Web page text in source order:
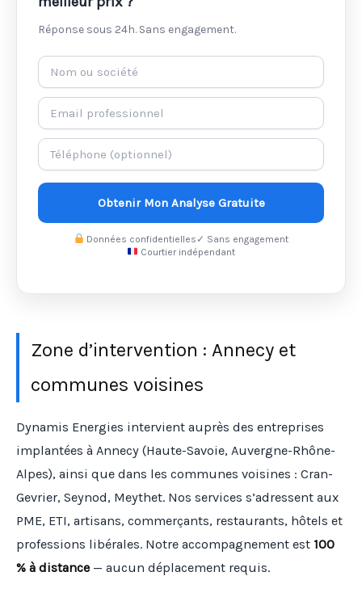
Réponse sous 24h. Sans engagement.
Obtenir Mon Analyse Gratuite
Données confidentielles ✓ Sans engagement
Courtier indépendant
Zone d’intervention : Annecy et
communes voisines
Dynamis Energies intervient auprès des entreprises
implantées à Annecy (Haute-Savoie, Auvergne-Rhône-
Alpes), ainsi que dans les communes voisines : Cran-
Gevrier, Seynod, Meythet. Nos services s’adressent aux
PME, ETI, artisans, commerçants, restaurants, hôtels et
professions libérales. Notre accompagnement est 100
% à distance — aucun déplacement requis.